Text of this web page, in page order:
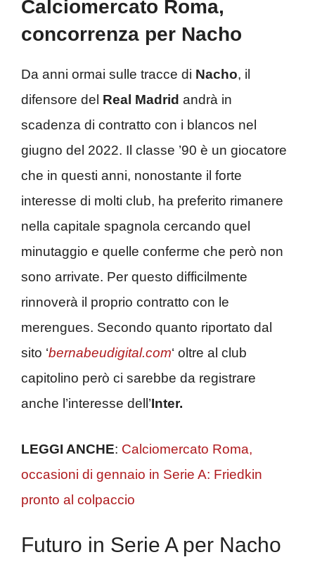
Calciomercato Roma,
concorrenza per Nacho
Da anni ormai sulle tracce di Nacho, il
difensore del Real Madrid andrà in
scadenza di contratto con i blancos nel
giugno del 2022. Il classe ’90 è un giocatore
che in questi anni, nonostante il forte
interesse di molti club, ha preferito rimanere
nella capitale spagnola cercando quel
minutaggio e quelle conferme che però non
sono arrivate. Per questo difficilmente
rinnoverà il proprio contratto con le
merengues. Secondo quanto riportato dal
sito ‘bernabeudigital.com‘ oltre al club
capitolino però ci sarebbe da registrare
anche l’interesse dell’Inter.
LEGGI ANCHE: Calciomercato Roma,
occasioni di gennaio in Serie A: Friedkin
pronto al colpaccio
Futuro in Serie A per Nacho